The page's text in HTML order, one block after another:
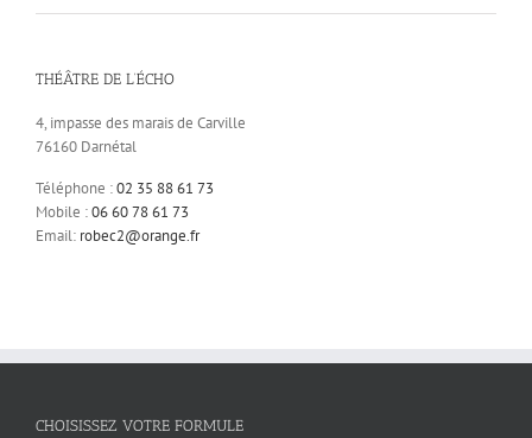
THÉÂTRE DE L’ÉCHO
4, impasse des marais de Carville
76160 Darnétal
Téléphone :02 35 88 61 73
Mobile :06 60 78 61 73
Email: robec2@orange.fr
CHOISISSEZ VOTRE FORMULE